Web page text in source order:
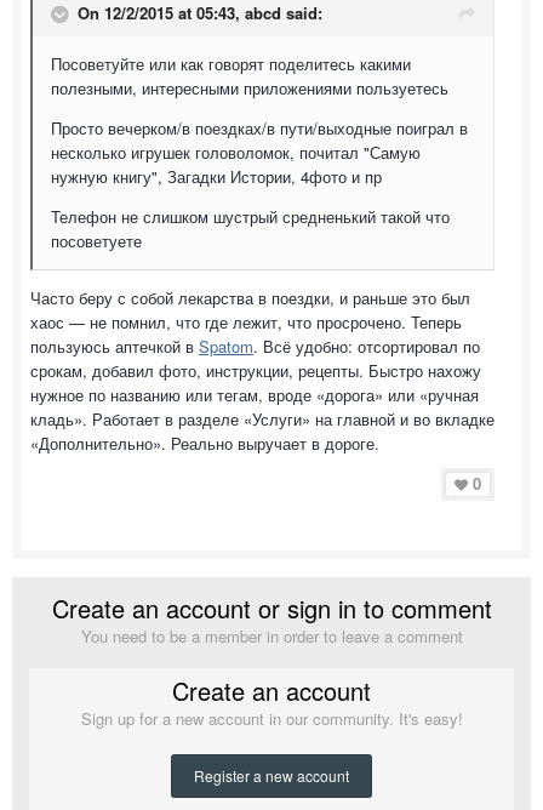
On 12/2/2015 at 05:43, abcd said:
Посоветуйте или как говорят поделитесь какими
полезными, интересными приложениями пользуетесь
Просто вечерком/в поездках/в пути/выходные поиграл в
несколько игрушек головоломок, почитал "Самую
нужную книгу", Загадки Истории, 4фото и пр
Телефон не слишком шустрый средненький такой что
посоветуете
Часто беру с собой лекарства в поездки, и раньше это был
хаос — не помнил, что где лежит, что просрочено. Теперь
пользуюсь аптечкой в Spatom. Всё удобно: отсортировал по
срокам, добавил фото, инструкции, рецепты. Быстро нахожу
нужное по названию или тегам, вроде «дорога» или «ручная
кладь». Работает в разделе «Услуги» на главной и во вкладке
«Дополнительно». Реально выручает в дороге.
0
Create an account or sign in to comment
You need to be a member in order to leave a comment
Create an account
Sign up for a new account in our community. It's easy!
Register a new account